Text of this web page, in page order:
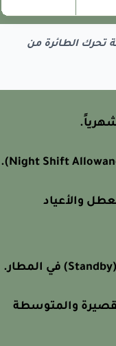
الطائرة من
والأعياد
والمتوسطة